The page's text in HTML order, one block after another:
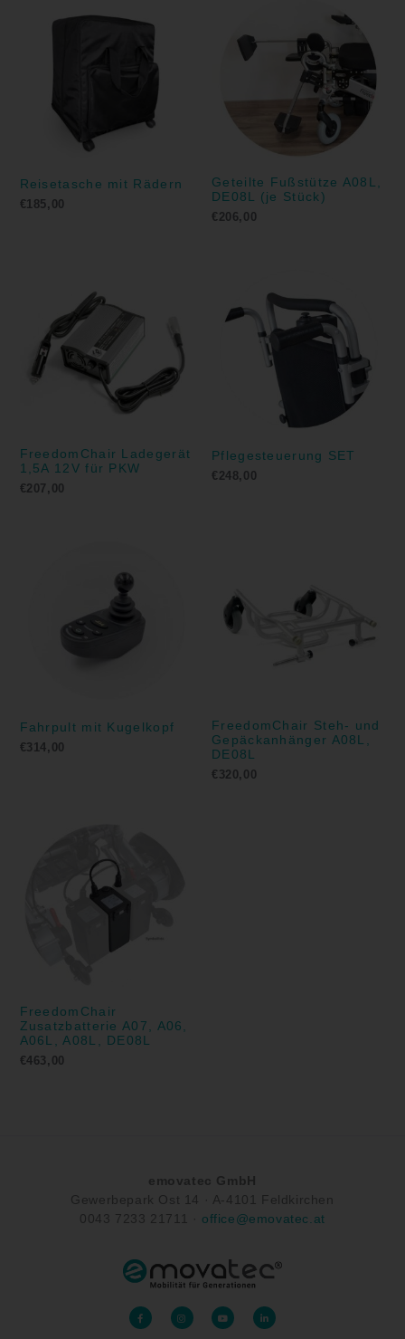
Reisetasche mit Rädern
€185,00
Geteilte Fußstütze A08L,
DE08L (je Stück)
€ 206,00
FreedomChair Ladegerät
1,5A 12V für PKW
€207,00
Pflegesteuerung SET
€ 248,00
Fahrpult mit Kugelkopf
€314,00
FreedomChair Steh- und
Gepäckanhänger A08L,
DE08L
€ 320,00
FreedomChair
Zusatzbatterie A07, A06,
A06L, A08L, DE08L
€463,00
emovatec GmbH
Gewerbepark Ost 14 · A-4101 Feldkirchen
0043 7233 21711 · office@emovatec.at
F
a
c
I
n
s
Y
o
u
L
i
n